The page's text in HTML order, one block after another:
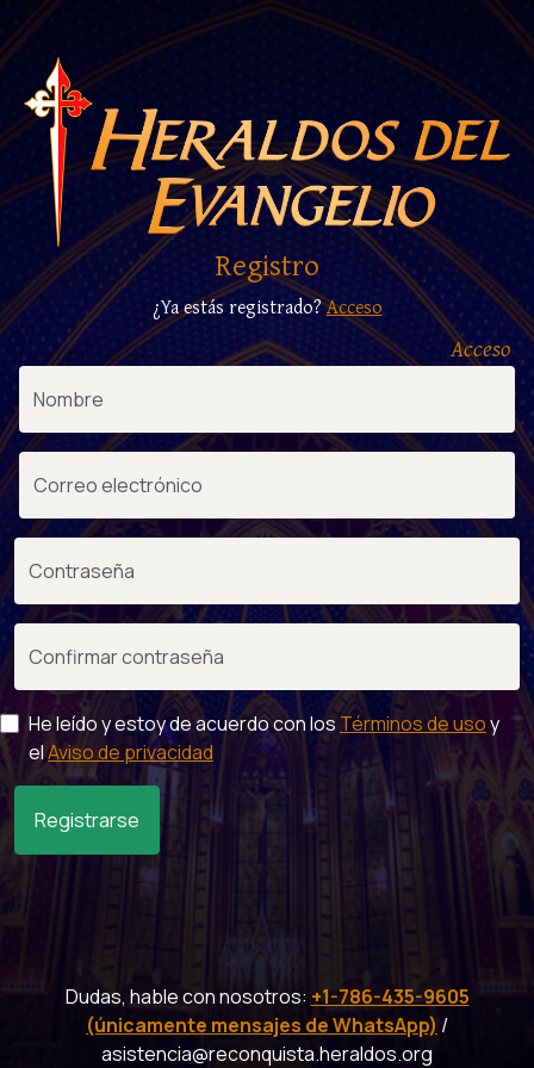
Registro
¿Ya estás registrado?Acceso
Acceso
He leído y estoy de acuerdo con los Términos de usoy
elAviso de privacidad
Registrarse
Dudas, hable con nosotros: +1-786-435-9605
(únicamente mensajes de WhatsApp) /
asistencia@reconquista.heraldos.org